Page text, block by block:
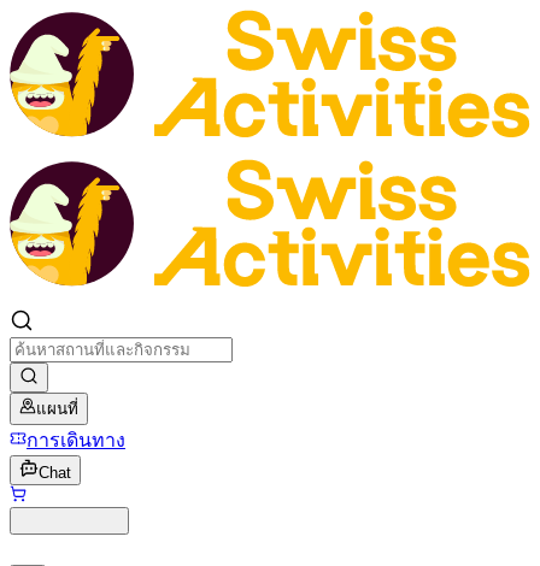
แผนที่
การเดินทาง
Chat